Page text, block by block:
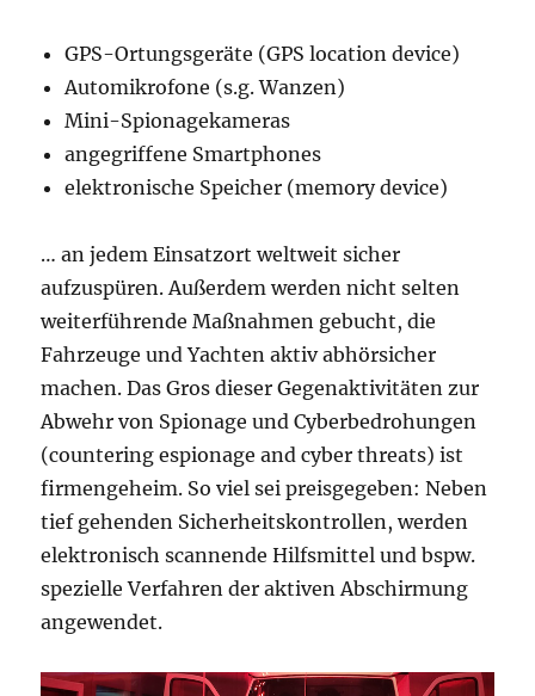
GPS-Ortungsgeräte (GPS location device)
Automikrofone (s.g. Wanzen)
Mini-Spionagekameras
angegriffene Smartphones
elektronische Speicher (memory device)
… an jedem Einsatzort weltweit sicher
aufzuspüren. Außerdem werden nicht selten
weiterführende Maßnahmen gebucht, die
Fahrzeuge und Yachten aktiv abhörsicher
machen. Das Gros dieser Gegenaktivitäten zur
Abwehr von Spionage und Cyberbedrohungen
(countering espionage and cyber threats) ist
firmengeheim. So viel sei preisgegeben: Neben
tief gehenden Sicherheitskontrollen, werden
elektronisch scannende Hilfsmittel und bspw.
spezielle Verfahren der aktiven Abschirmung
angewendet.